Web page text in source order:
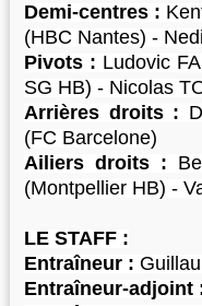
Demi-centres :
(HBC Nantes) -
Pivots : Ludovic
SG HB) - Nicolas
Arrières droits :
(FC Barcelone)
Ailiers droits :
(Montpellier HB) -
LE STAFF :
Entraîneur :
Entraîneur-adjoint